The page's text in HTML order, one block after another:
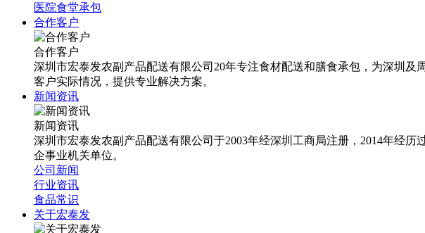
医院食堂承包
合作客户
合作客户
深圳市宏泰发农副产品配送有限公司20年专注食材配送和膳食承包，为深圳
客户实际情况，提供专业解决方案。
新闻资讯
新闻资讯
深圳市宏泰发农副产品配送有限公司于2003年经深圳工商局注册，2014年经
企事业机关单位。
公司新闻
行业资讯
食品常识
关于宏泰发